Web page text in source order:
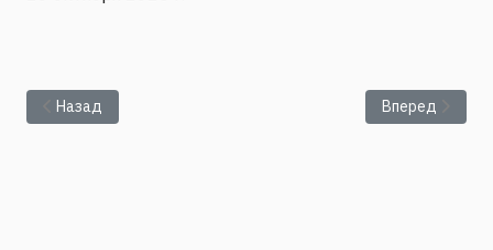
Предыдущий: Защита диссертации Косова Д.А. на
Назад Следующий:
Вперед